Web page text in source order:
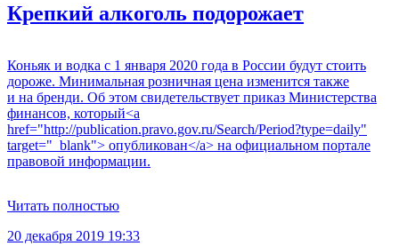
Крепкий алкоголь подорожает
Коньяк и водка с 1 января 2020 года в России будут стоить
дороже. Минимальная розничная цена изменится также
и на бренди. Об этом свидетельствует приказ Министерства
финансов, который<a
href="http://publication.pravo.gov.ru/Search/Period?type=daily"
target="_blank"> опубликован</a> на официальном портале
правовой информации.
Читать полностью
20 декабря 2019 19:33